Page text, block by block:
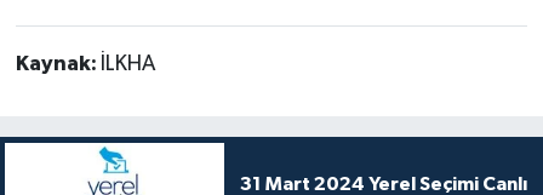
Kaynak: İLKHA
31 Mart 2024 Yerel Seçimi Canlı